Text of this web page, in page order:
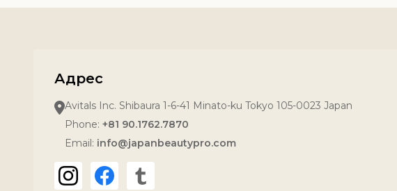
Адрес
Avitals Inc. Shibaura 1-6-41 Minato-ku Tokyo 105-0023 Japan
Phone: +81 90.1762.7870
Email: info@japanbeautypro.com